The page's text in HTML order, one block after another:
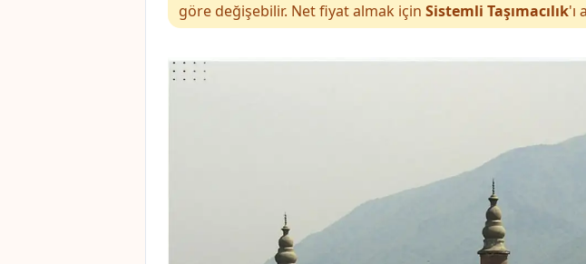
göre değişebilir. Net fiyat almak için Sistemli Taşımacılık'ı